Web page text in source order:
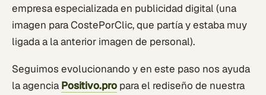
empresa especializada en publicidad digital (una
imagen para CostePorClic, que partía y estaba muy
ligada a la anterior imagen de personal).
Seguimos evolucionando y en este paso nos ayuda
la agencia Positivo.pro para el rediseño de nuestra